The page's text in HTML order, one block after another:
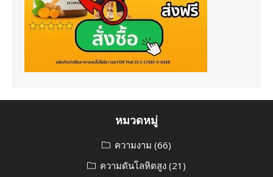
หมวดหมู่
ความงาม (66)
ความดันโลหิตสูง (21)